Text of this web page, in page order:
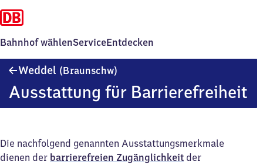
Bahnhof wählenServiceEntdecken
Weddel (Braunschw)
Ausstattung für Barrierefreiheit
Die nachfolgend genannten Ausstattungsmerkmale
dienen der barrierefreien Zugänglichkeit der